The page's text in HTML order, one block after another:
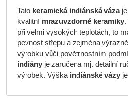
Tato keramická indiánská vázaje
kvalitnímrazuvzdorné keramiky.
při velmi vysokých teplotách, to
pevnost střepu a zejména
výrobku vůči povětrnostním
indiányje zaručena mj. detailní
výrobek. Výškaindiánské vázyje